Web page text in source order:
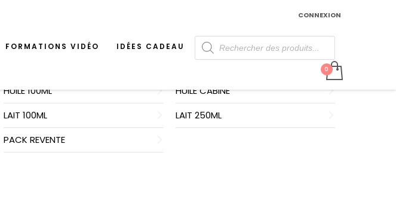
CONNEXION
FORMATIONS VIDÉO IDÉES CADEAU Recherche
de
produits
IDÉE CADEAU
EAU DE SOIN
HUILE 100ML
HUILE CABINE
LAIT 100ML
LAIT 250ML
PACK REVENTE